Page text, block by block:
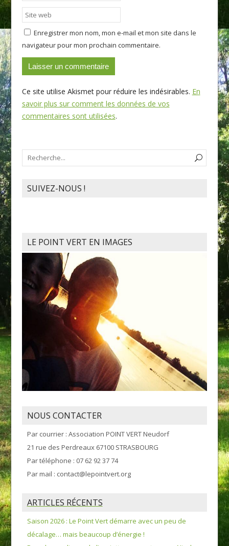
Enregistrer mon nom, mon e-mail et mon site dans le
navigateur pour mon prochain commentaire.
Ce site utilise Akismet pour réduire les indésirables. En
savoir plus sur comment les données de vos
commentaires sont utilisées.
SUIVEZ-NOUS !
LE POINT VERT EN IMAGES
NOUS CONTACTER
Par courrier : Association POINT VERT Neudorf
21 rue des Perdreaux 67100 STRASBOURG
Par téléphone : 07 62 92 37 74
Par mail : contact@lepointvert.org
ARTICLES RÉCENTS
Saison 2026 : Le Point Vert démarre avec un peu de
décalage… mais beaucoup d’énergie !